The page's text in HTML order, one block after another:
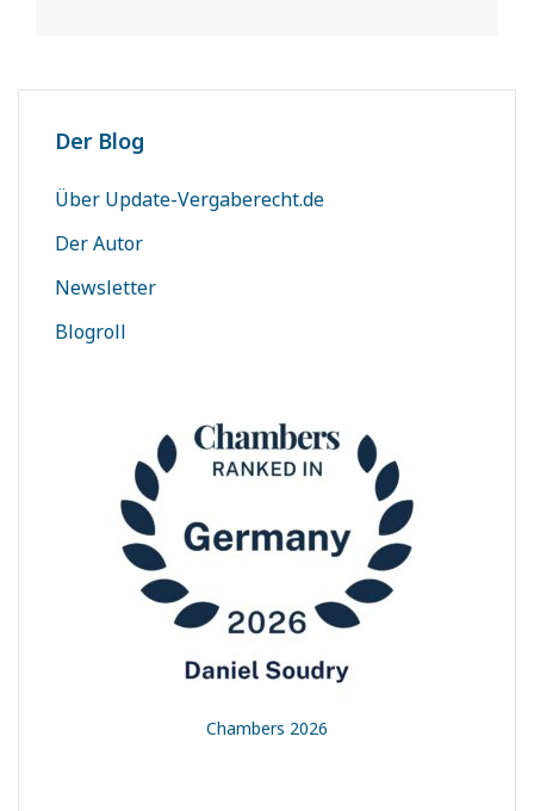
Der Blog
Über Update-Vergaberecht.de
Der Autor
Newsletter
Blogroll
Chambers 2026